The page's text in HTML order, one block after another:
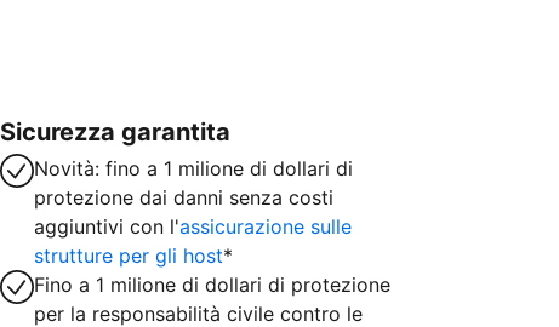
Sicurezza garantita
Novità: fino a 1 milione di dollari di
protezione dai danni senza costi
aggiuntivi con l'assicurazione sulle
strutture per gli host*
Fino a 1 milione di dollari di protezione
per la responsabilità civile contro le